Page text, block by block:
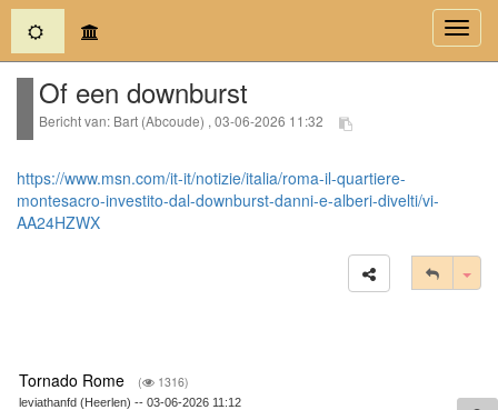
(current)
Of een downburst
Bericht van: Bart (Abcoude) , 03-06-2026 11:32
https://www.msn.com/it-it/notizie/italia/roma-il-quartiere-
montesacro-investito-dal-downburst-danni-e-alberi-divelti/vi-
AA24HZWX
Tornado Rome ( 1316)
leviathanfd (Heerlen) -- 03-06-2026 11:12